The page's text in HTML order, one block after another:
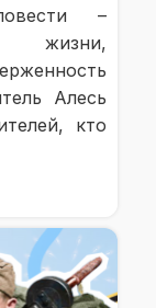
–
жизни,
Алесь
кто